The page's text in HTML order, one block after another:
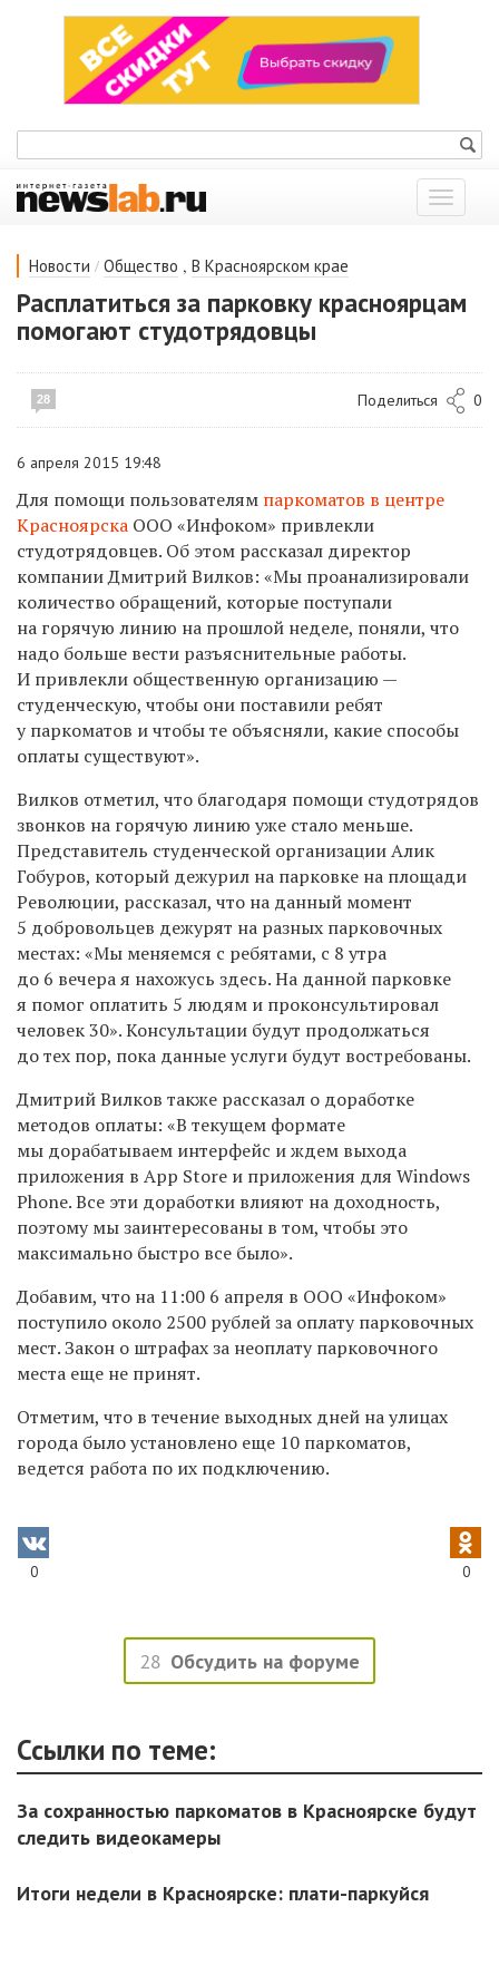
Показать
меню
Новости / Общество , В Красноярском крае
Расплатиться за парковку красноярцам
помогают студотрядовцы
28 Поделиться 0
6 апреля 2015 19:48
Для помощи пользователям паркоматов в центре
Красноярска ООО «Инфоком» привлекли
студотрядовцев. Об этом рассказал директор
компании Дмитрий Вилков: «Мы проанализировали
количество обращений, которые поступали
на горячую линию на прошлой неделе, поняли, что
надо больше вести разъяснительные работы.
И привлекли общественную организацию —
студенческую, чтобы они поставили ребят
у паркоматов и чтобы те объясняли, какие способы
оплаты существуют».
Вилков отметил, что благодаря помощи студотрядов
звонков на горячую линию уже стало меньше.
Представитель студенческой организации Алик
Гобуров, который дежурил на парковке на площади
Революции, рассказал, что на данный момент
5 добровольцев дежурят на разных парковочных
местах: «Мы меняемся с ребятами, с 8 утра
до 6 вечера я нахожусь здесь. На данной парковке
я помог оплатить 5 людям и проконсультировал
человек 30». Консультации будут продолжаться
до тех пор, пока данные услуги будут востребованы.
Дмитрий Вилков также рассказал о доработке
методов оплаты: «В текущем формате
мы дорабатываем интерфейс и ждем выхода
приложения в App Store и приложения для Windows
Phone. Все эти доработки влияют на доходность,
поэтому мы заинтересованы в том, чтобы это
максимально быстро все было».
Добавим, что на 11:00 6 апреля в ООО «Инфоком»
поступило около 2500 рублей за оплату парковочных
мест. Закон о штрафах за неоплату парковочного
места еще не принят.
Отметим, что в течение выходных дней на улицах
города было установлено еще 10 паркоматов,
ведется работа по их подключению.
0 0
28 Обсудить на форуме
Ссылки по теме:
За сохранностью паркоматов в Красноярске будут
следить видеокамеры
Итоги недели в Красноярске: плати-паркуйся